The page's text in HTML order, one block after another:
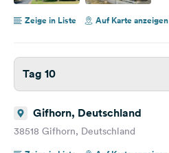
Zeige in Liste Auf Karte anzeigen
Tag 10
Gifhorn, Deutschland
38518 Gifhorn, Deutschland